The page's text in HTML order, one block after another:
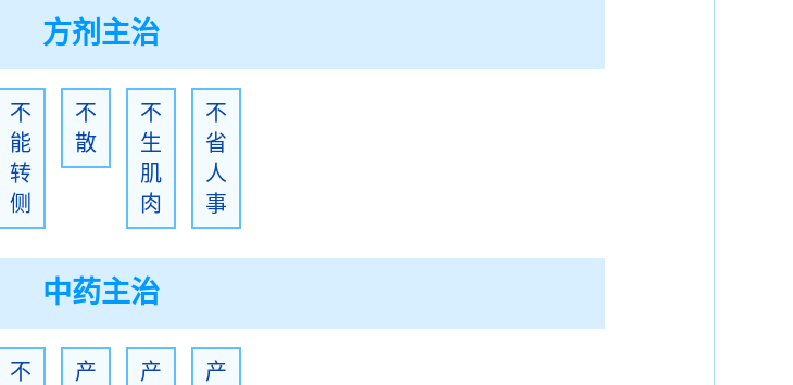
方剂主治
不
能
转
侧
不
散
不
生
肌
肉
不
省
人
事
中药主治
不
产
产
产